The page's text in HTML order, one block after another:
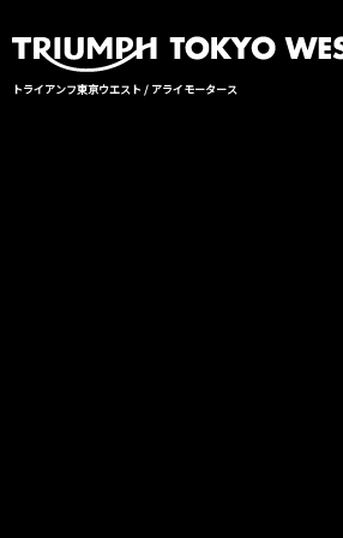
トライアンフ東京ウエスト / アライモータース